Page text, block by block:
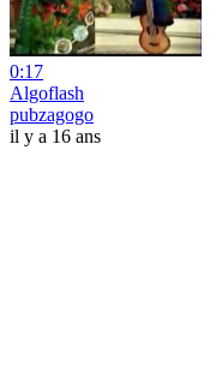
0:17
Algoflash
pubzagogo
il y a 16 ans